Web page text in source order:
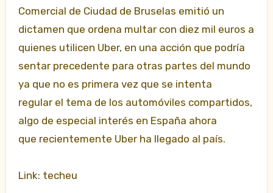
Comercial de Ciudad de Bruselas emitió un
dictamen que ordena multar con diez mil euros a
quienes utilicen Uber, en una acción que podría
sentar precedente para otras partes del mundo
ya que no es primera vez que se intenta
regular el tema de los automóviles compartidos,
algo de especial interés en España ahora
que recientemente Uber ha llegado al país.
Link: techeu